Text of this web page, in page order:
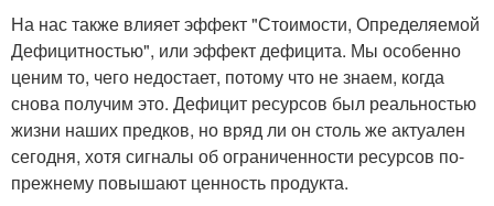
На нас также влияет эффект "Стоимости, Определяемой
Дефицитностью", или эффект дефицита. Мы особенно
ценим то, чего недостает, потому что не знаем, когда
снова получим это. Дефицит ресурсов был реальностью
жизни наших предков, но вряд ли он столь же актуален
сегодня, хотя сигналы об ограниченности ресурсов по-
прежнему повышают ценность продукта.